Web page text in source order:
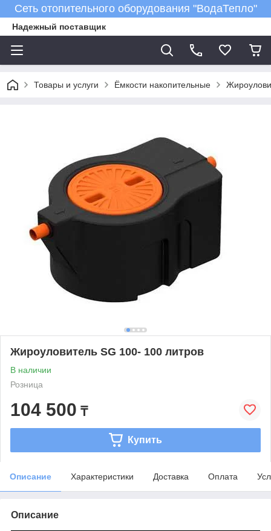
Сеть отопительного оборудования "ВодаТепло"
Надежный поставщик
Товары и услуги Ёмкости накопительные
Жироуловитель SG 100- 100 литров
В наличии
Розница
104 500 ₸
Купить
Описание Характеристики Доставка Оплата
Описание